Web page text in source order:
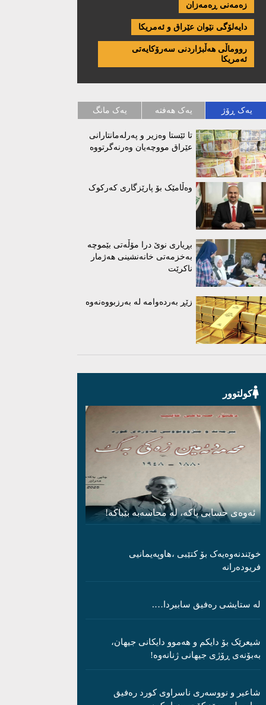
زەمەنی ڕەمەزان
دایەلۆگی نێوان عێراق و ئەمریكا
رووماڵی هەڵبژاردنی سەرۆکایەتی
ئەمریکا
یەک ڕۆژ یەک هەفتە یەک مانگ
تا ئێستا وەزیر و پەرلەمانتارانی
عێراق مووچەیان وەرنەگرتووە
وەڵامێک بۆ پارێزگاری کەرکوک
بڕیاری نوێ درا مۆڵەتی بێموچە
بەخزمەتی خانەنشینی هەژمار
ناکرێت
زێڕ بەردەوامە لە بەرزبووەنەوە
کولتوور
ئەوەی حسابی پاکە، لە محاسەبە بێباکە!
خوێندنەوەیەک بۆ کتێبی ،هاوپەیمانیی
فریودەرانە
لە ستایشی رەفیق سابیردا….
شیعرێک بۆ دایکم و ھەموو دایکانی جیھان،
بەبۆنەی ڕۆژی جیھانی ژنانەوە!
شاعیر و نووسەری ناسراوی کورد رەفیق